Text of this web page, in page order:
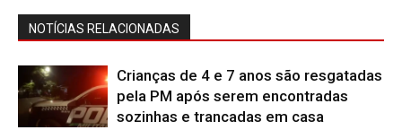
NOTÍCIAS RELACIONADAS
Crianças de 4 e 7 anos são resgatadas
pela PM após serem encontradas
sozinhas e trancadas em casa